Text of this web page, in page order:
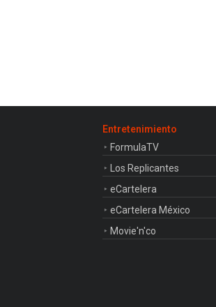
Entretenimiento
FormulaTV
Los Replicantes
eCartelera
eCartelera México
Movie'n'co